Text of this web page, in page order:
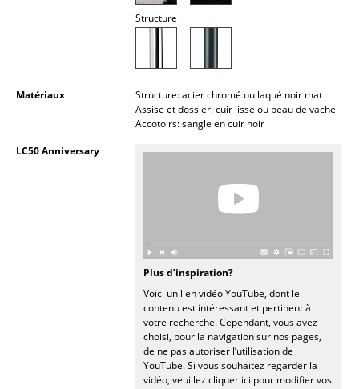
... voir tous les luminaires
Lits doubles
Lits empilables
Structure
Matériaux
Structure: acier chromé ou laqué noir mat
Assise et dossier: cuir lisse ou peau de vache
Accotoirs: sangle en cuir noir
LC50 Anniversary
Plus d’inspiration?
Voici un lien vidéo YouTube, dont le
contenu est intéressant et pertinent à
votre recherche. Cependant, vous avez
choisi, pour la navigation sur nos pages,
de ne pas autoriser l’utilisation de
YouTube. Si vous souhaitez regarder la
vidéo, veuillez cliquer ici pour modifier vos